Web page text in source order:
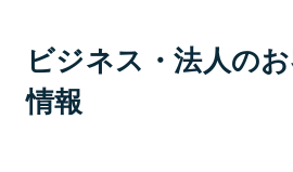
ビジネス・法人の
情報